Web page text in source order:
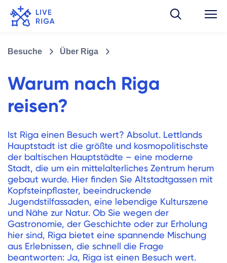
Besuche Über Riga
Warum nach Riga
reisen?
Ist Riga einen Besuch wert? Absolut. Lettlands
Hauptstadt ist die größte und kosmopolitischste
der baltischen Hauptstädte – eine moderne
Stadt, die um ein mittelalterliches Zentrum herum
gebaut wurde. Hier finden Sie Altstadtgassen mit
Kopfsteinpflaster, beeindruckende
Jugendstilfassaden, eine lebendige Kulturszene
und Nähe zur Natur. Ob Sie wegen der
Gastronomie, der Geschichte oder zur Erholung
hier sind, Riga bietet eine spannende Mischung
aus Erlebnissen, die schnell die Frage
beantworten: Ja, Riga ist einen Besuch wert.